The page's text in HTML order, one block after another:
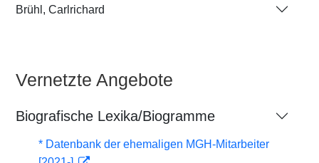
Brühl, Carlrichard
Vernetzte Angebote
Biografische Lexika/Biogramme
* Datenbank der ehemaligen MGH-Mitarbeiter